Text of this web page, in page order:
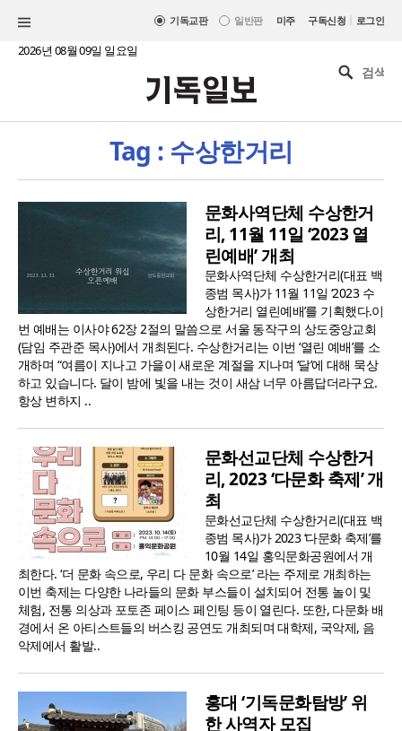
기독교판 일반판 미주 구독신청 | 로그인
2026년 08월 09일 일요일
Tag : 수상한거리
문화사역단체 수상한거
리, 11월 11일 ‘2023 열
린예배’ 개최
문화사역단체 수상한거리(대표 백
종범 목사)가 11월 11일 ‘2023 수
상한거리 열린예배’를 기획했다.이
번 예배는 이사야 62장 2절의 말씀으로 서울 동작구의 상도중앙교회
(담임 주관준 목사)에서 개최된다. 수상한거리는 이번 ‘열린 예배’를 소
개하며 “여름이 지나고 가을이 새로운 계절을 지나며 ‘달’에 대해 묵상
하고 있습니다. 달이 밤에 빛을 내는 것이 새삼 너무 아름답더라구요.
항상 변하지 ..
문화선교단체 수상한거
리, 2023 ‘다문화 축제’ 개
최
문화선교단체 수상한거리(대표 백
종범 목사)가 2023 ‘다문화 축제’를
10월 14일 홍익문화공원에서 개
최한다. ‘더 문화 속으로, 우리 다 문화 속으로’ 라는 주제로 개최하는
이번 축제는 다양한 나라들의 문화 부스들이 설치되어 전통 놀이 및
체험, 전통 의상과 포토존 페이스 페인팅 등이 열린다. 또한, 다문화 배
경에서 온 아티스트들의 버스킹 공연도 개최되며 대학제, 국악제, 음
악제에서 활발..
홍대 ‘기독문화탐방’ 위
한 사역자 모집